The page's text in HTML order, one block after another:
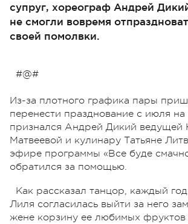
супруг, хореограф Андрей
не смогли вовремя
своей помолвки.
#@#
Из-за плотного графика пары
перенести празднование с июля на
признался Андрей Дикий ведущей
Матвеевой и кулинару Татьяне
эфире программы «Все буде
обратился за помощью.
Как рассказал танцор, каждый
Лиля согласилась выйти за него
жене корзину ее любимых фруктов